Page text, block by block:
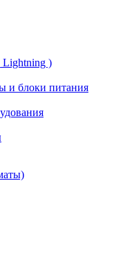
Lightning )
и блоки питания